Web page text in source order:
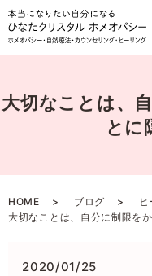
大切なことは、
とに
HOME ブログ
大切なことは、自分に制限を
2020/01/25